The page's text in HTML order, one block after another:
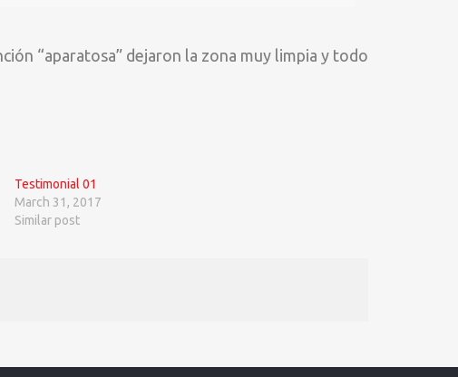
“aparatosa” dejaron la zona muy limpia y todo
Testimonial 01
March 31, 2017
Similar post